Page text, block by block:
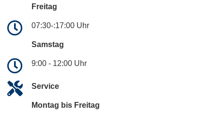
Freitag
07:30-:17:00 Uhr
Samstag
9:00 - 12:00 Uhr
Service
Montag bis Freitag